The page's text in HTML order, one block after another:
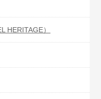
HERITAGE）